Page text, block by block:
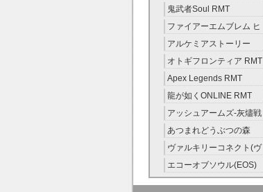
RMT|Atlantica RMT
鬼武者Soul RMT
ファイアーエムブレム ヒ
ーローズ(FEヒーローズ)
RMT
アルケミアストーリー
（アルスト） RMT
オトギフロンティア RMT
Apex Legends RMT
龍が如くONLINE RMT
アッシュアームズ‐灰燼戦
線 RMT
あつまれどうぶつの森
RMT
ヴァルキリーコネクト(ヴ
ァルコネ) RMT
エコーオブソウル(EOS)
RMT